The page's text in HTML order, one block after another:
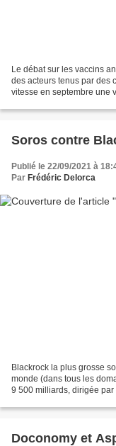
Le débat sur les vaccins
des acteurs tenus par des
vitesse en septembre une
Soros contre
Publié le 22/09/2021 à
Par Frédéric Delorca
Blackrock la plus grosse
monde (dans tous les
9 500 milliards, dirigée par
Doconomy et